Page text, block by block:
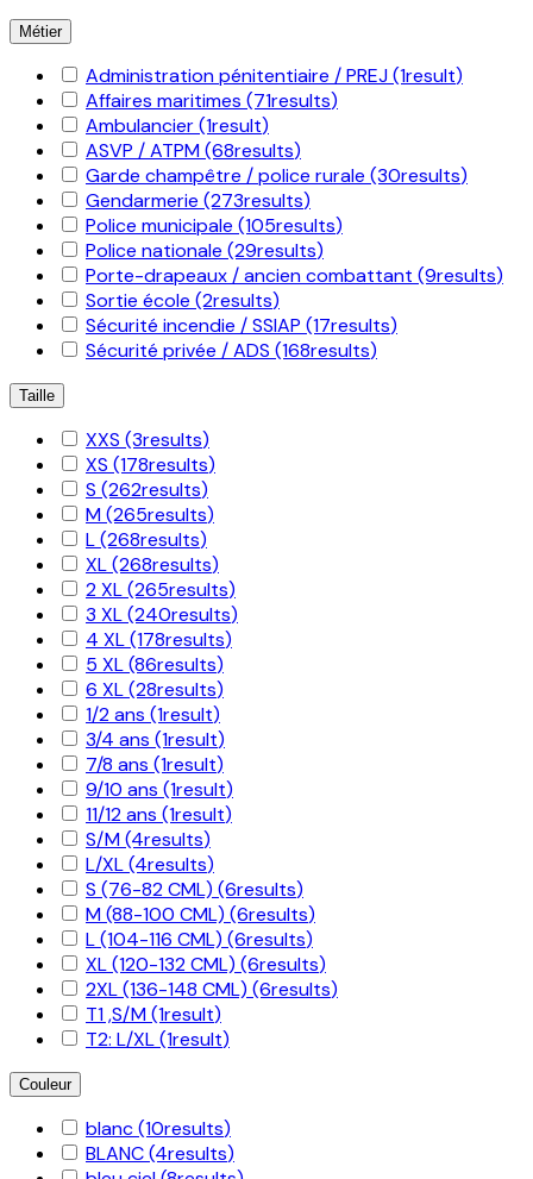
Métier
Administration pénitentiaire / PREJ(1result)
Affaires maritimes (71results)
Ambulancier(1result)
ASVP / ATPM(68results)
Garde champêtre / police rurale (30results)
Gendarmerie (273results)
Police municipale (105results)
Police nationale (29results)
Porte-drapeaux / ancien combattant (9results)
Sortie école (2results)
Sécurité incendie / SSIAP (17results)
Sécurité privée / ADS (168results)
Taille
XXS (3results)
XS (178results)
S (262results)
M(265results)
L(268results)
XL(268results)
2 XL(265results)
3 XL(240results)
4 XL(178results)
5 XL(86results)
6 XL(28results)
1/2 ans (1result)
3/4 ans (1result)
7/8 ans (1result)
9/10 ans (1result)
11/12 ans (1result)
S/M(4results)
L/XL(4results)
S (76-82 CML) (6results)
M (88-100 CML) (6results)
L (104-116 CML) (6results)
XL (120-132 CML) (6results)
2XL (136-148 CML) (6results)
T1 ,S/M(1result)
T2: L/XL(1result)
Couleur
blanc(10results)
BLANC(4results)